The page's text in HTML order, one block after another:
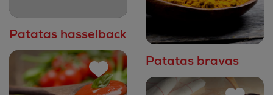
Patatas hasselback
Patatas bravas